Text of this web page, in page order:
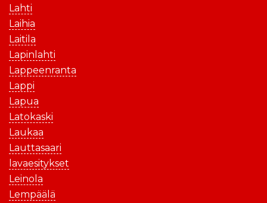
Lahti
Laihia
Laitila
Lapinlahti
Lappeenranta
Lappi
Lapua
Latokaski
Laukaa
Lauttasaari
lavaesitykset
Leinola
Lempäälä